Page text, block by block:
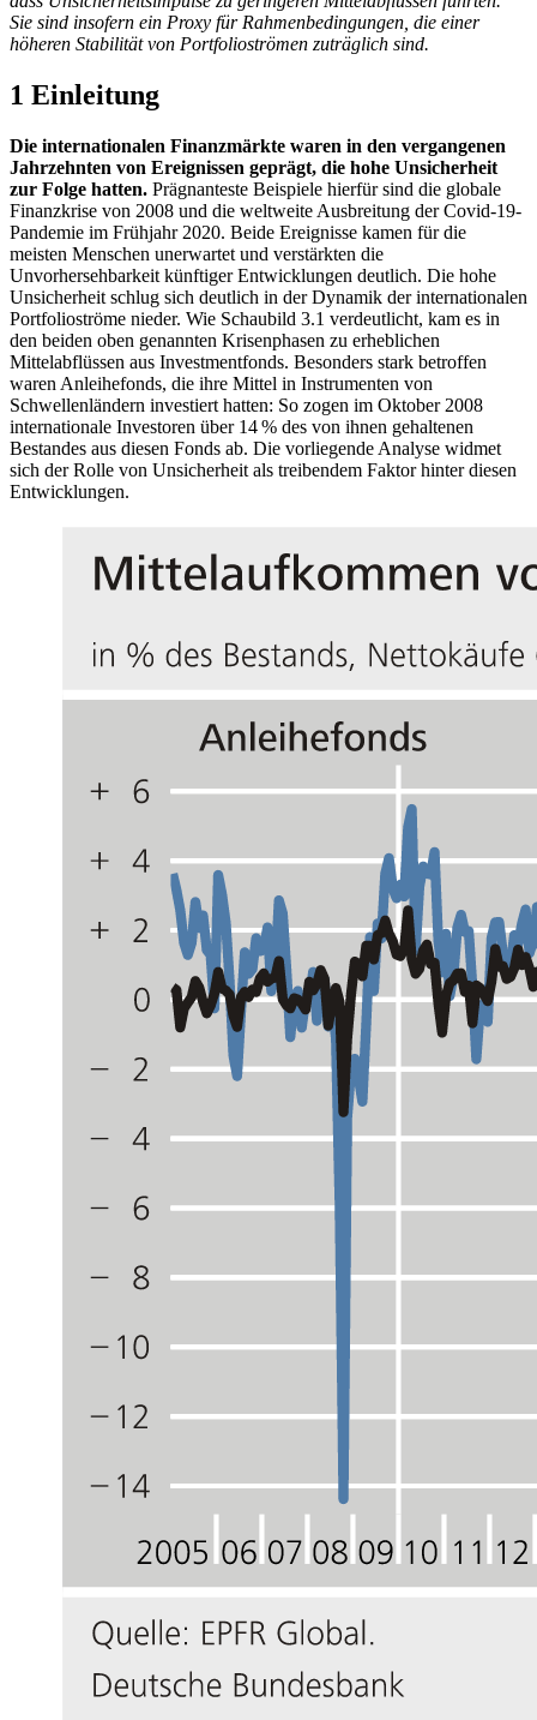
Sie sind insofern ein Proxy für Rahmenbedingungen, die einer
höheren Stabilität von Portfolioströmen zuträglich sind.
1 Einleitung
Die internationalen Finanzmärkte waren in den vergangenen
Jahrzehnten von Ereignissen geprägt, die hohe Unsicherheit
zur Folge hatten. Prägnanteste Beispiele hierfür sind die globale
Finanzkrise von 2008 und die weltweite Ausbreitung der Covid-19-
Pandemie im Frühjahr 2020. Beide Ereignisse kamen für die
meisten Menschen unerwartet und verstärkten die
Unvorhersehbarkeit künftiger Entwicklungen deutlich. Die hohe
Unsicherheit schlug sich deutlich in der Dynamik der internationalen
Portfolioströme nieder. Wie Schaubild 3.1 verdeutlicht, kam es in
den beiden oben genannten Krisenphasen zu erheblichen
Mittelabflüssen aus Investmentfonds. Besonders stark betroffen
waren Anleihefonds, die ihre Mittel in Instrumenten von
Schwellenländern investiert hatten: So zogen im Oktober 2008
internationale Investoren über 14 % des von ihnen gehaltenen
Bestandes aus diesen Fonds ab. Die vorliegende Analyse widmet
sich der Rolle von Unsicherheit als treibendem Faktor hinter diesen
Entwicklungen.